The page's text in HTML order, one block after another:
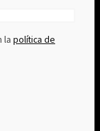
la política de